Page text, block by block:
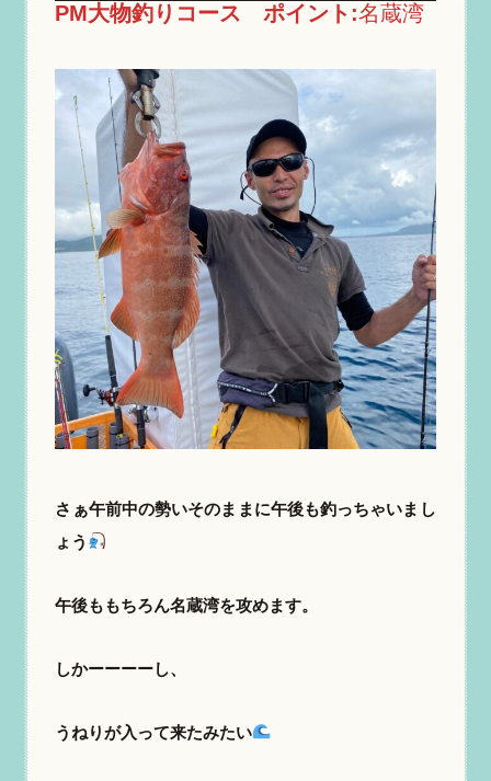
PM大物釣りコース ポイント:名蔵湾
さぁ午前中の勢いそのままに午後も釣っちゃいまし
ょう
午後ももちろん名蔵湾を攻めます。
しかーーーーし、
うねりが入って来たみたい